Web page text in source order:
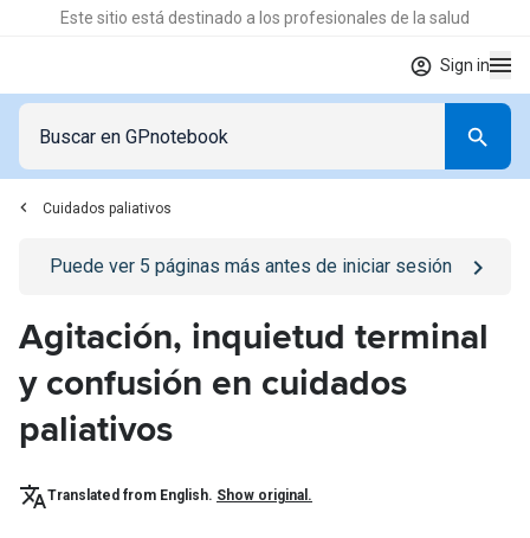
Este sitio está destinado a los profesionales de la salud
Sign in
Cuidados paliativos
Go to/iniciar-sesionpage
Puede ver 5 páginas más antes de iniciar sesión
Agitación, inquietud terminal
y confusión en cuidados
paliativos
Translated from English. Show original.